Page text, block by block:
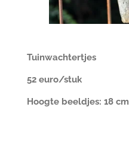
Tuinwachtertjes
52 euro/stuk
Hoogte beeldjes: 18 cm